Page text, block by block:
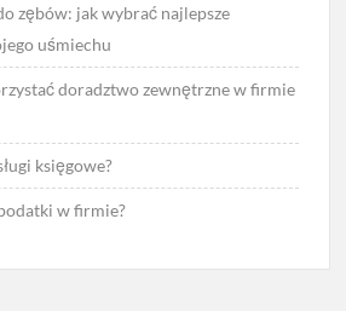
zębów: jak wybrać najlepsze
uśmiechu
doradztwo zewnętrzne w firmie
księgowe?
w firmie?